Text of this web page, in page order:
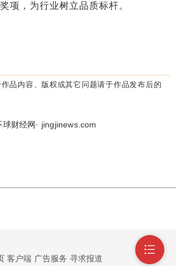
项，为行业树立品质标杆。
品内容、版权或其它问题请于作品发布后的
球财经网· jingjinews.com
客户端 广告服务 寻求报道